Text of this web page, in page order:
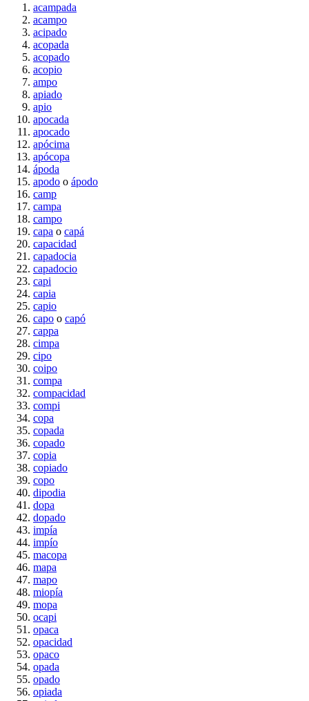
acampada
acampo
acipado
acopada
acopado
acopio
ampo
apiado
apio
apocada
apocado
apócima
apócopa
ápoda
apodo o ápodo
camp
campa
campo
capa o capá
capacidad
capadocia
capadocio
capi
capia
capio
capo o capó
cappa
cimpa
cipo
coipo
compa
compacidad
compi
copa
copada
copado
copia
copiado
copo
dipodia
dopa
dopado
impía
impío
macopa
mapa
mapo
miopía
mopa
ocapi
opaca
opacidad
opaco
opada
opado
opiada